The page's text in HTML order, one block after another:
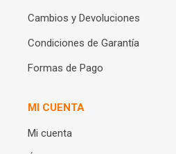
Cambios y Devoluciones
Condiciones de Garantía
Formas de Pago
MI CUENTA
Mi cuenta